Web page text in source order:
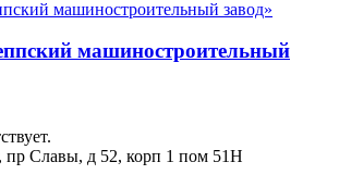
машиностроительный
пр Славы, д 52, корп 1 пом 51Н